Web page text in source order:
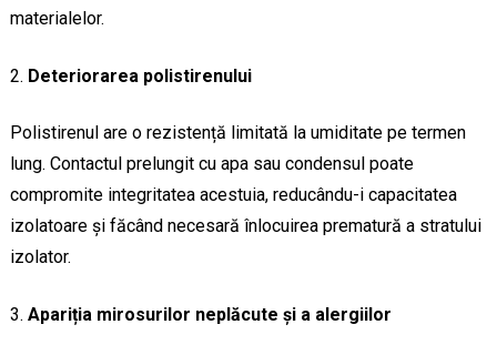
materialelor.
Deteriorarea polistirenului
Polistirenul are o rezistență limitată la umiditate pe termen
lung. Contactul prelungit cu apa sau condensul poate
compromite integritatea acestuia, reducându-i capacitatea
izolatoare și făcând necesară înlocuirea prematură a stratului
izolator.
Apariția mirosurilor neplăcute și a alergiilor